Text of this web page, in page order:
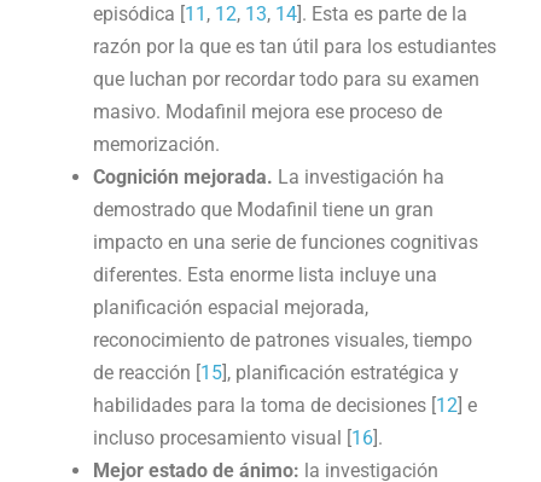
episódica [11 , 12, 13, 14]. Esta es parte de la
razón por la que es tan útil para los estudiantes
que luchan por recordar todo para su examen
masivo. Modafinil mejora ese proceso de
memorización.
Cognición mejorada. La investigación ha
demostrado que Modafinil tiene un gran
impacto en una serie de funciones cognitivas
diferentes. Esta enorme lista incluye una
planificación espacial mejorada,
reconocimiento de patrones visuales, tiempo
de reacción [15], planificación estratégica y
habilidades para la toma de decisiones [12] e
incluso procesamiento visual [16].
Mejor estado de ánimo: la investigación